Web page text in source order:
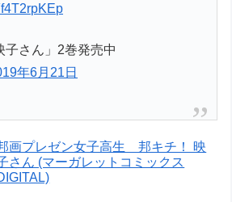
さん」2巻発売中
年6月21日
画プレゼン女子高生 邦キチ！ 映
さん (マーガレットコミックス